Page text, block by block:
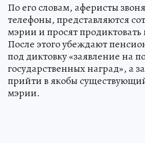
По его словам, аферисты
телефоны, представляются
мэрии и просят
После этого убеждают
под диктовку «заявление на
государственных наград», а
прийти в якобы
мэрии.